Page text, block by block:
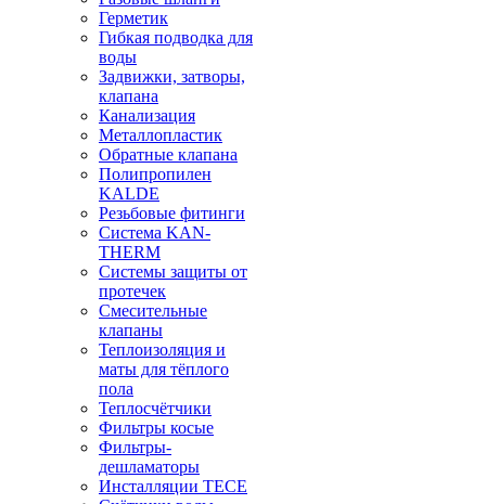
Герметик
Гибкая подводка для
воды
Задвижки, затворы,
клапана
Канализация
Металлопластик
Обратные клапана
Полипропилен
KALDE
Резьбовые фитинги
Система KAN-
THERM
Системы защиты от
протечек
Смесительные
клапаны
Теплоизоляция и
маты для тёплого
пола
Теплосчётчики
Фильтры косые
Фильтры-
дешламаторы
Инсталляции TECE